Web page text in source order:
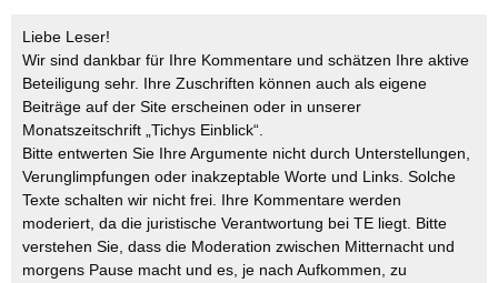
Liebe Leser!
Wir sind dankbar für Ihre Kommentare und schätzen Ihre aktive
Beteiligung sehr. Ihre Zuschriften können auch als eigene
Beiträge auf der Site erscheinen oder in unserer
Monatszeitschrift „Tichys Einblick“.
Bitte entwerten Sie Ihre Argumente nicht durch Unterstellungen,
Verunglimpfungen oder inakzeptable Worte und Links. Solche
Texte schalten wir nicht frei. Ihre Kommentare werden
moderiert, da die juristische Verantwortung bei TE liegt. Bitte
verstehen Sie, dass die Moderation zwischen Mitternacht und
morgens Pause macht und es, je nach Aufkommen, zu